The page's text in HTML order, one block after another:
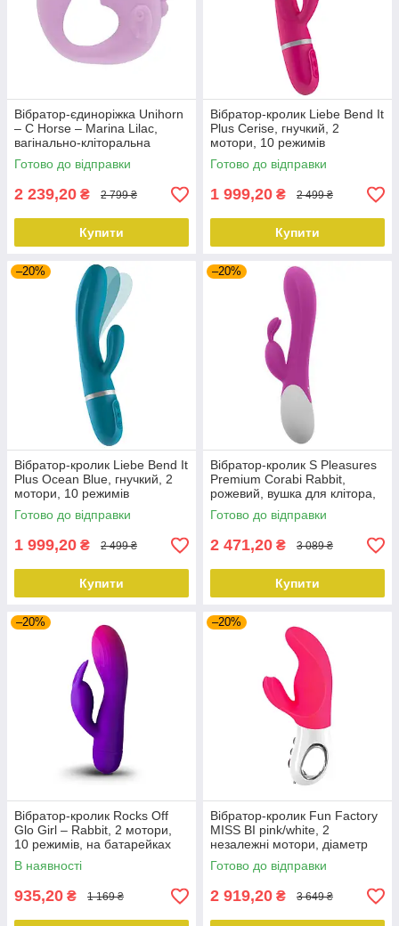
Вібратор-єдиноріжка Unihorn
– C Horse – Marina Lilac,
вагінально-кліторальна
стимуляція, 2 мотори по 10
режимів
Готово до відправки
2 239,20 ₴ 2 799 ₴
Купити
Вібратор-кролик Liebe Bend It
Plus Cerise, гнучкий, 2
мотори, 10 режимів
Готово до відправки
1 999,20 ₴ 2 499 ₴
Купити
–20%
Вібратор-кролик Liebe Bend It
Plus Ocean Blue, гнучкий, 2
мотори, 10 режимів
Готово до відправки
1 999,20 ₴ 2 499 ₴
Купити
–20%
Вібратор-кролик S Pleasures
Premium Corabi Rabbit,
рожевий, вушка для клітора,
16 режимів, нагрів
Готово до відправки
2 471,20 ₴ 3 089 ₴
Купити
–20%
Вібратор-кролик Rocks Off
Glo Girl – Rabbit, 2 мотори,
10 режимів, на батарейках
В наявності
935,20 ₴ 1 169 ₴
–20%
Вібратор-кролик Fun Factory
MISS BI pink/white, 2
незалежні мотори, діаметр
4,2 см
Готово до відправки
2 919,20 ₴ 3 649 ₴